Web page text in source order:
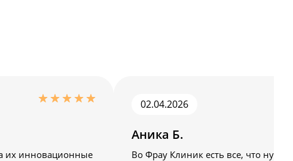
их инновационные
02.04.2026
Аника Б.
Во Фрау Клиник есть все, что